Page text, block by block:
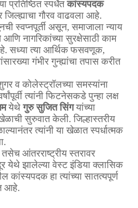
प्रतिष्ठित स्पर्धेत कांस्यपदक
जिल्ह्याचा गौरव वाढवला आहे.
स्वप्नपूर्ती असून, समाजाला न्याय
आणि नागरिकांच्या सुरक्षेसाठी काम
. सध्या त्या आर्थिक फसवणूक,
गंभीर गुन्ह्यांचा तपास करीत
व कोलेस्ट्रॉलच्या समस्यांना
त्यांनी फिटनेसकडे पुन्हा लक्ष
येथे गुरु सुजित सिंग यांच्या
सुरुवात केली. जिल्हास्तरीय
त्यांनी या खेळात स्पर्धात्मक
.
तसेच आंतरराष्ट्रीय स्तरावर
येथे झालेल्या वेस्ट इंडिया क्लासिक
कांस्यपदक हा त्यांच्या सातत्यपूर्ण
आहे.